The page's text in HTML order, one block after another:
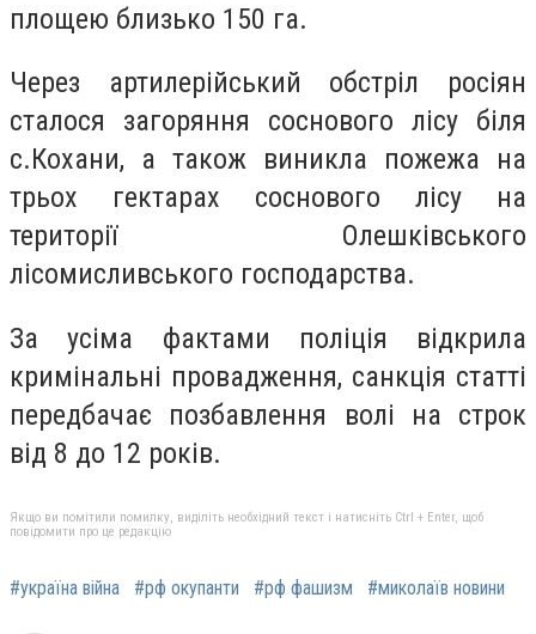
площею близько 150 га.
Через артилерійський обстріл росіян
сталося загоряння соснового лісу біля
с.Кохани, а також виникла пожежа на
трьох гектарах соснового лісу на
території Олешківського
лісомисливського господарства.
За усіма фактами поліція відкрила
кримінальні провадження, санкція статті
передбачає позбавлення волі на строк
від 8 до 12 років.
Якщо ви помітили помилку, виділіть необхідний текст і натисніть Ctrl + Enter, щоб
повідомити про це редакцію
#україна війна #рф окупанти #рф фашизм #миколаїв новини